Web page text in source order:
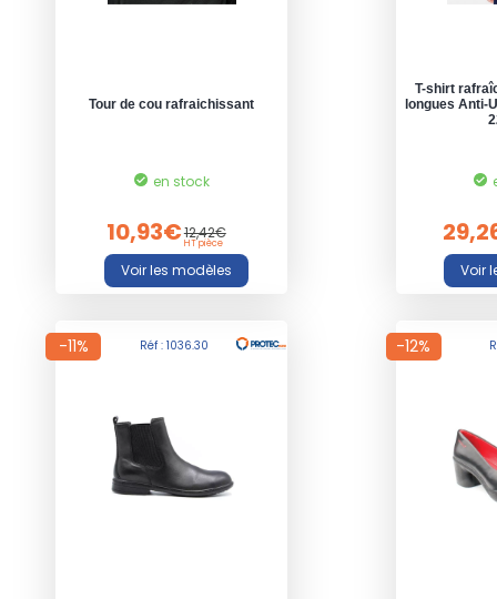
Tour de cou rafraichissant
en stock
10,93€12,42€
HT pièce
T-shirt
longues Anti-
-11% Réf : 1036.30 -12%